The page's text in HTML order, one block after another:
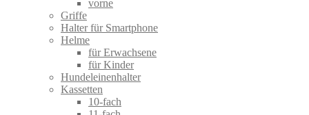
vorne
Griffe
Halter für Smartphone
Helme
für Erwachsene
für Kinder
Hundeleinenhalter
Kassetten
10-fach